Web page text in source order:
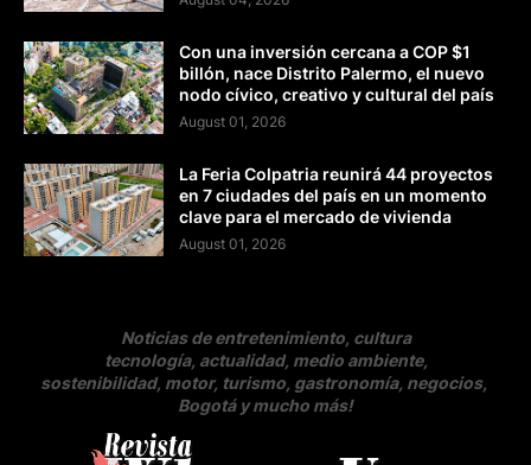
Con una inversión cercana a COP $1
billón, nace Distrito Palermo, el nuevo
nodo cívico, creativo y cultural del país
August 01, 2026
La Feria Colpatria reunirá 44 proyectos
en 7 ciudades del país en un momento
clave para el mercado de vivienda
August 01, 2026
Noticias de entretenimiento, cultura
tecnología, actualidad, medio ambiente,
sostenibilidad, motor, turismo, gastronomía, negocios,
Bogotá y mucho más!